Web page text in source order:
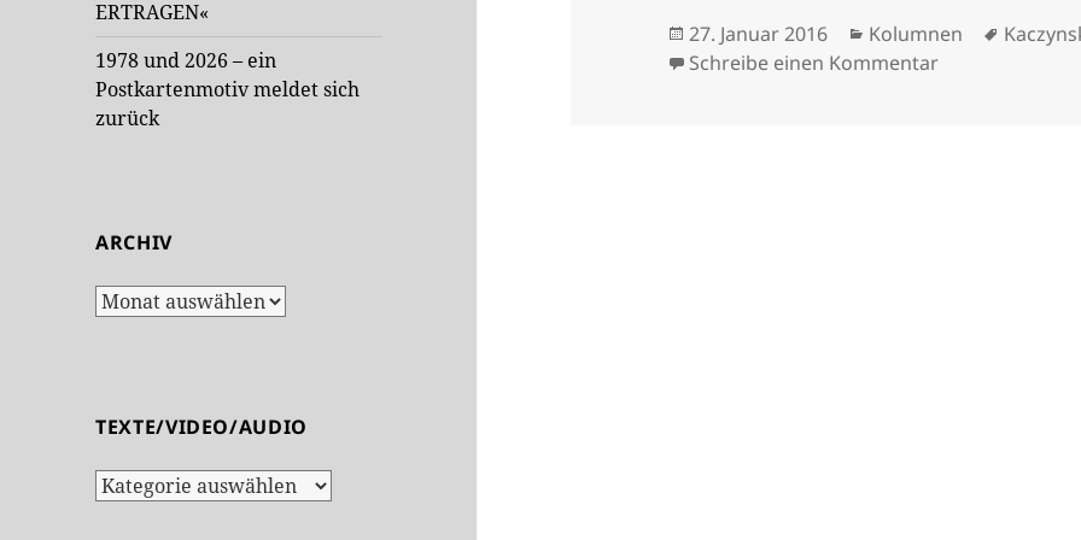
ERTRAGEN«
1978 und 2026 – ein
Postkartenmotiv meldet sich
zurück
ARCHIV
Archiv
TEXTE/VIDEO/AUDIO
Texte/Video/Audio
Veröffentlicht
am
27. Januar 2016 Kategorien
Kolumnen
Schreibe einen Kommentarzu Der